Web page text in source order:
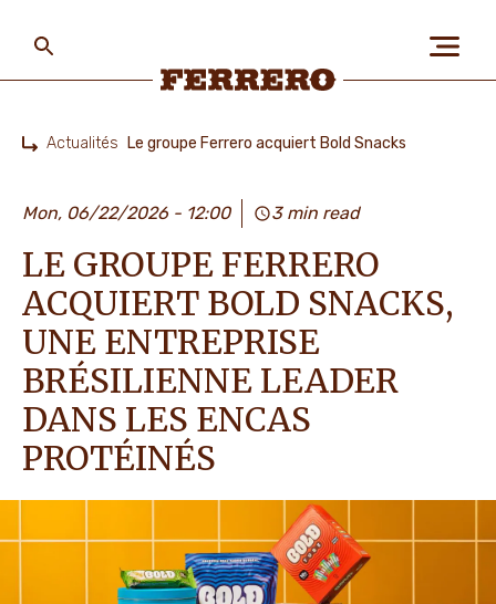
PLANÈTE ET POPULATIONS
NOS MARQUES
TRAVAILLER CHEZ FERRERO
ACTUALITÉS ET NOUVELLES
main
content
Actualités Le groupe Ferrero acquiert Bold Snacks
Mon, 06/22/2026 - 12:00 3 min read
LE GROUPE FERRERO
ACQUIERT BOLD SNACKS,
UNE ENTREPRISE
BRÉSILIENNE LEADER
DANS LES ENCAS
PROTÉINÉS